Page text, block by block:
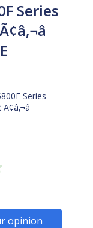
Series
Series
opinion